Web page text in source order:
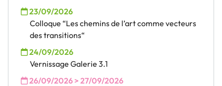
23/09/2026
Colloque “Les chemins de l’art comme vecteurs
des transitions“
24/09/2026
Vernissage Galerie 3.1
26/09/2026 > 27/09/2026